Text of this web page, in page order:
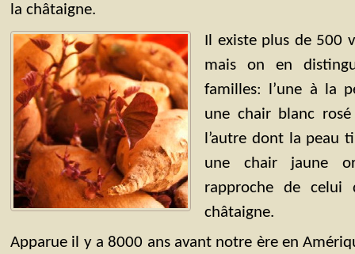
la châtaigne.
Il existe plus de 500
mais on en
familles: l’une à la
une chair blanc
l’autre dont la peau
une chair jaune
rapproche de
châtaigne.
Apparue il y a 8000 ans avant notre ère en